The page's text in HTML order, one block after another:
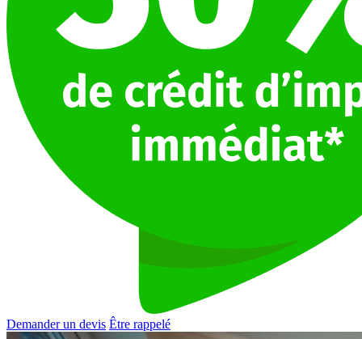
Demander un devis Être rappelé